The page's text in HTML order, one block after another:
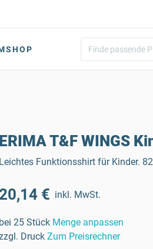
ERIMA T&F WINGS
Leichtes Funktionsshirt für Kinder.
20,14 € inkl. MwSt.
bei 25 Stück Menge anpassen
Druck Zum Preisrechner